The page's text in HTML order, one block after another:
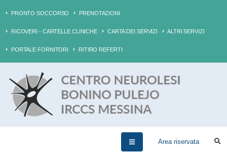
PRONTO SOCCORSO PRENOTAZIONI
RICOVERI - CARTELLE CLINICHE CARTA DEI SERVIZI ALTRI SERVIZI
PORTALE FORNITORI RITIRO REFERTI
Area riservata